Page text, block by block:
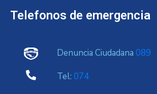
Telefonos de emergencia
Denuncia Ciudadana 089
Tel: 074